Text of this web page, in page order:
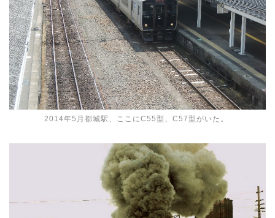
2014年5月都城駅、ここにC55型、C57型がいた。